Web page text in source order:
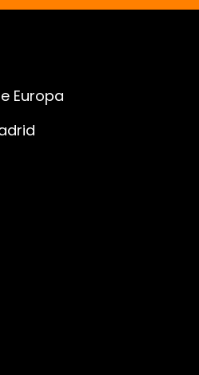
Europa